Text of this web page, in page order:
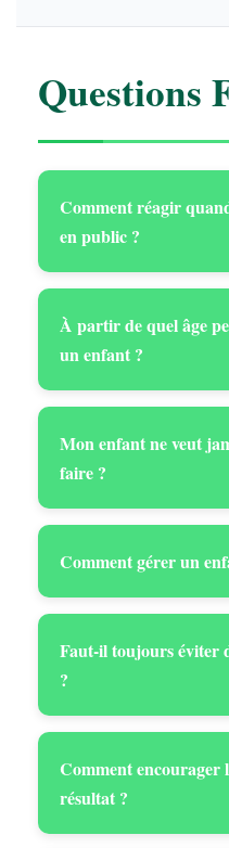
Questions
Comment réagir
en public ?
À partir de quel âge
un enfant ?
Mon enfant ne veut
faire ?
Comment gérer un
Faut-il toujours éviter
?
Comment
résultat ?